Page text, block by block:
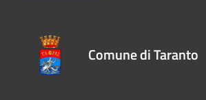
Comune di Taranto